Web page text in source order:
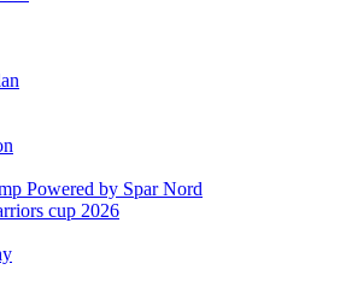
Powered by Spar Nord
cup 2026